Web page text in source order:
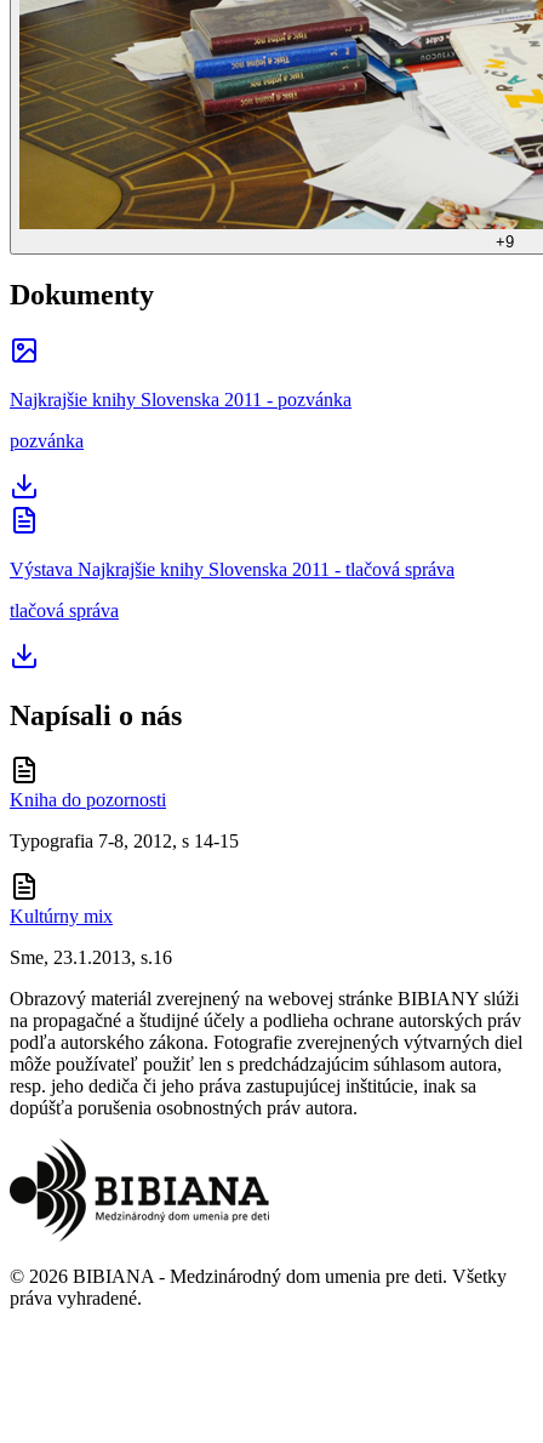
+9
Dokumenty
Najkrajšie knihy Slovenska 2011 - pozvánka
pozvánka
Výstava Najkrajšie knihy Slovenska 2011 - tlačová správa
tlačová správa
Napísali o nás
Kniha do pozornosti
Typografia 7-8, 2012, s 14-15
Kultúrny mix
Sme, 23.1.2013, s.16
Obrazový materiál zverejnený na webovej stránke BIBIANY slúži
na propagačné a študijné účely a podlieha ochrane autorských práv
podľa autorského zákona. Fotografie zverejnených výtvarných diel
môže používateľ použiť len s predchádzajúcim súhlasom autora,
resp. jeho dediča či jeho práva zastupujúcej inštitúcie, inak sa
dopúšťa porušenia osobnostných práv autora.
© 2026 BIBIANA - Medzinárodný dom umenia pre deti. Všetky
práva vyhradené.